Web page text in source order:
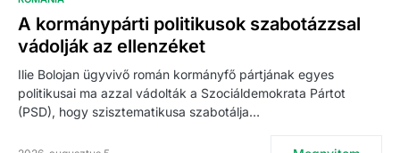
A kormánypárti politikusok szabotázzsal
vádolják az ellenzéket
Ilie Bolojan ügyvivő román kormányfő pártjának egyes
politikusai ma azzal vádolták a Szociáldemokrata Pártot
(PSD), hogy szisztematikusa szabotálja…